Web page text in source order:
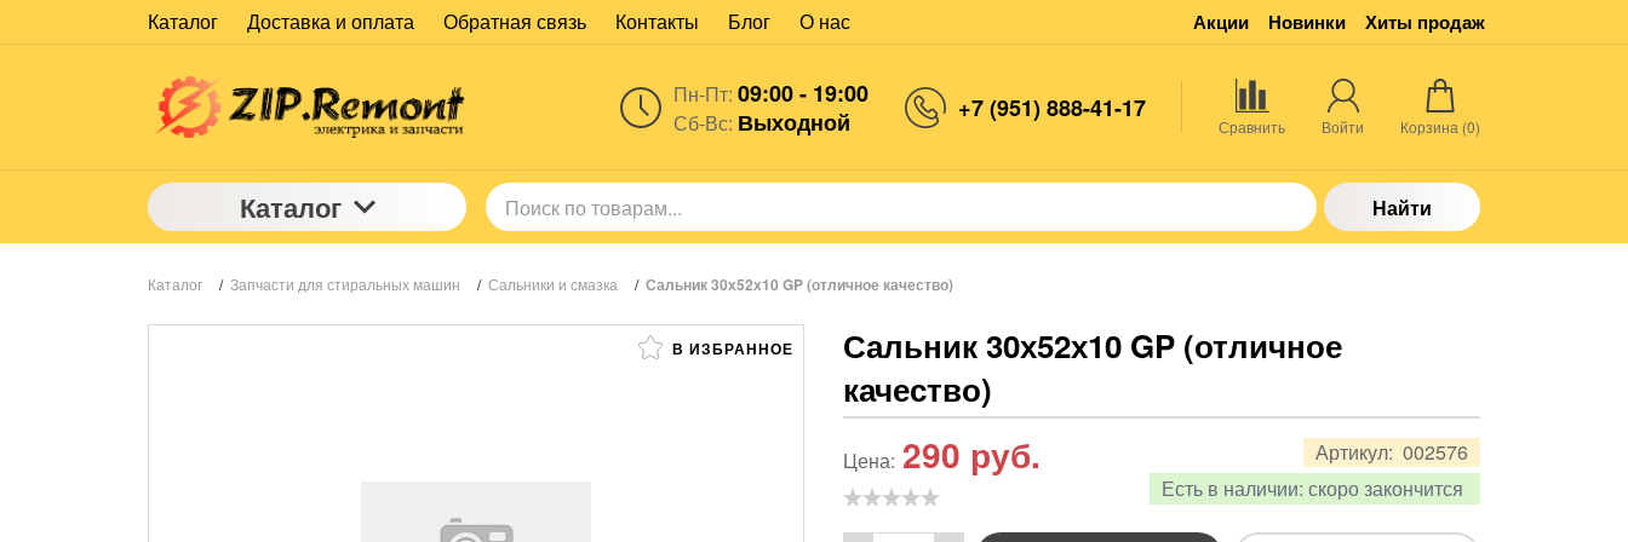
Каталог Доставка и оплата Обратная связь Контакты Блог О нас Акции Новинки Хиты продаж
Пн-Пт: 09:00 - 19:00
Сб-Вс: Выходной +7 (951) 888-41-17
Сравнить Войти Корзина (0)
Каталог Найти
Каталог / Запчасти для стиральных машин / Сальники и смазка / Сальник 30х52х10 GP (отличное качество)
В ИЗБРАННОЕ
Сальник 30х52х10 GP (отличное
качество)
Артикул: 002576
Есть в наличии: скоро закончится
Цена: 290 руб.